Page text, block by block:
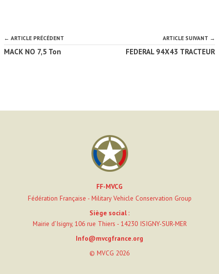
← ARTICLE PRÉCÉDENT
MACK NO 7,5 Ton
ARTICLE SUIVANT →
FEDERAL 94X43 TRACTEUR
FF-MVCG
Fédération Française - Military Vehicle Conservation Group
Siège social :
Mairie d’Isigny, 106 rue Thiers - 14230 ISIGNY-SUR-MER
Info@mvcgfrance.org
© MVCG 2026